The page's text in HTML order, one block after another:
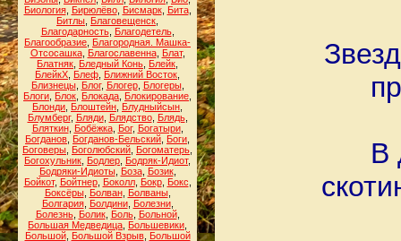
Биология, Бирюлёво, Бисмарк, Бита,
Битлы Благовещенск
Благодарность, Благодетель,
Благообразие Благородная. Машка-
Отсосашка, Благославенна, Блат,
Блатняк Бледный Конь Блейк
БлейкХ Блеф Ближний Восток
Близнецы, Блог, Блогер, Блогеры,
Блоги Блок Блокада Блокирование
Блонди Блоштейн Блудныйсын
Блумберг, Бляди, Блядство, Блядь,
Бляткин, Бобёжка, Бог, Богатыри,
Богданов Богданов-Бельский Боги
Боговеры Боголюбский Богоматерь
Богохульник Бодлер Бодряк-Идиот,
Бодряки-Идиоты, Боза, Бозик,
Бойкот, Бойтнер, Боколл, Бокр, Бокс
Боксёры, Болван, Болваны,
Болгария, Болдини, Болезни,
Болезнь, Болик, Боль, Больной,
Большая Медведица Большевики
Большой, Большой Взрыв, Большой
В